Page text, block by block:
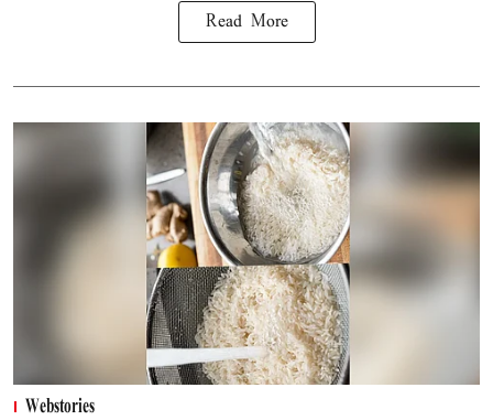
Read More
Webstories